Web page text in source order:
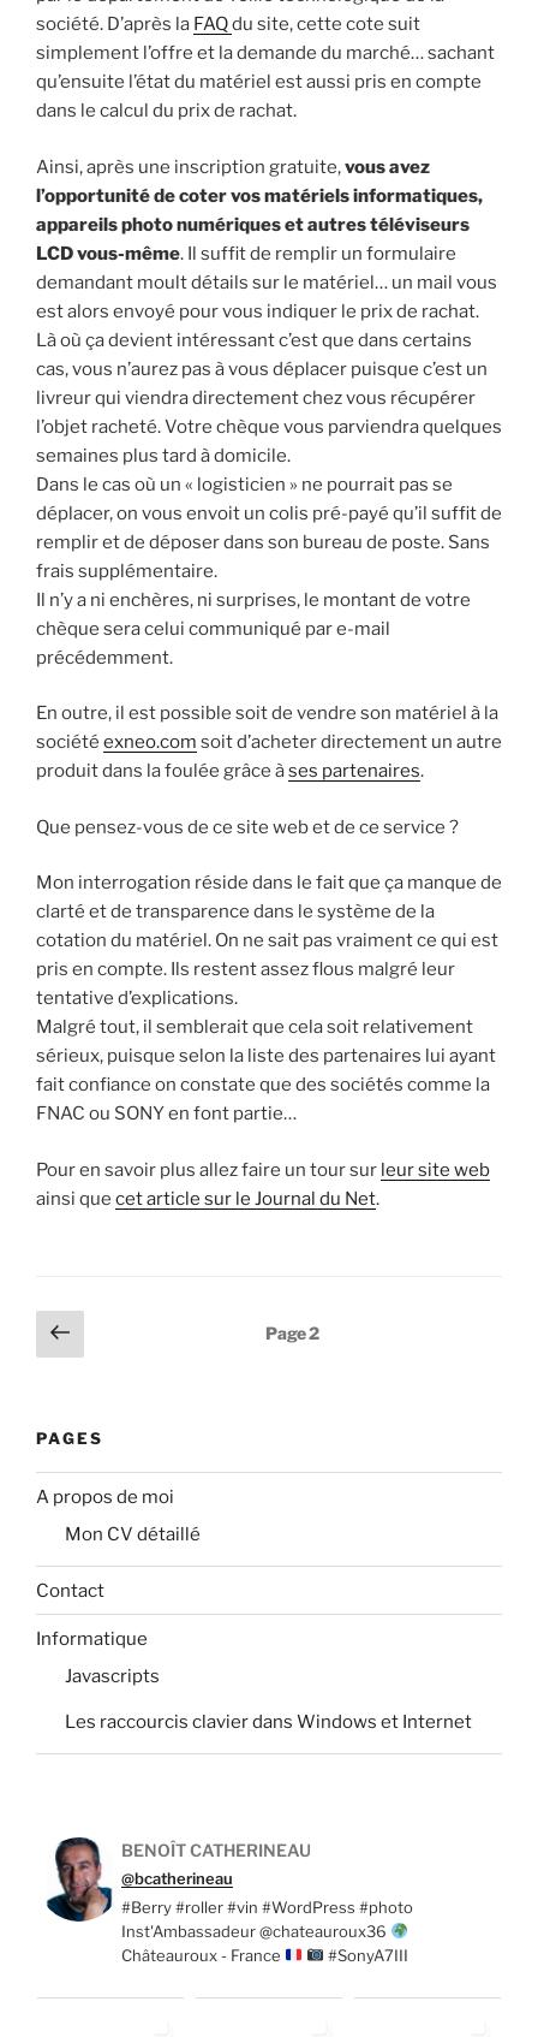
société. D’après la FAQdu site, cette cote suit
simplement l’offre et la demande du marché… sachant
qu’ensuite l’état du matériel est aussi pris en compte
dans le calcul du prix de rachat.
Ainsi, après une inscription gratuite,vous avez
l’opportunité de coter vos matériels informatiques,
appareils photo numériques et autres téléviseurs
LCD vous-même. Il suffit de remplir un formulaire
demandant moult détails sur le matériel… un mail vous
est alors envoyé pour vous indiquer le prix de rachat.
Là où ça devient intéressant c’est que dans certains
cas, vous n’aurez pas à vous déplacer puisque c’est un
livreur qui viendra directement chez vous récupérer
l’objet racheté. Votre chèque vous parviendra quelques
semaines plus tard à domicile.
Dans le cas où un « logisticien » ne pourrait pas se
déplacer, on vous envoit un colis pré-payé qu’il suffit de
remplir et de déposer dans son bureau de poste. Sans
frais supplémentaire.
Il n’y a ni enchères, ni surprises, le montant de votre
chèque sera celui communiqué par e-mail
précédemment.
En outre, il est possible soit de vendre son matériel à la
société exneo.com soit d’acheter directement un autre
produit dans la foulée grâce àses partenaires.
Que pensez-vous de ce site web et de ce service ?
Mon interrogation réside dans le fait que ça manque de
clarté et de transparence dans le système de la
cotation du matériel. On ne sait pas vraiment ce qui est
pris en compte. Ils restent assez flous malgré leur
tentative d’explications.
Malgré tout, il semblerait que cela soit relativement
sérieux, puisque selon la liste des partenaires lui ayant
fait confiance on constate que des sociétés comme la
FNAC ou SONY en font partie…
Pour en savoir plus allez faire un tour sur leur site web
ainsi que cet article sur le Journal du Net.
Pagination
des
Page
précédente
Page2
PAGES
A propos de moi
Mon CV détaillé
Contact
Informatique
Javascripts
Les raccourcis clavier dans Windows et Internet
BENOÎT CATHERINEAU
@bcatherineau
#Berry #roller #vin #WordPress #photo
Inst'Ambassadeur @chateauroux36
Châteauroux - France
#SonyA7III